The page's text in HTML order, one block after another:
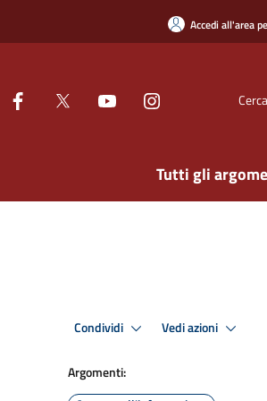
Accedi all'area
Cerca
Tutti gli
Condividi Vedi azioni
Argomenti: